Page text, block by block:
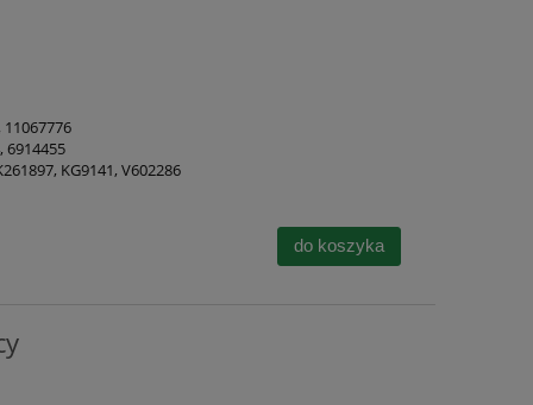
11067776
6914455
KG9141, V602286
do koszyka